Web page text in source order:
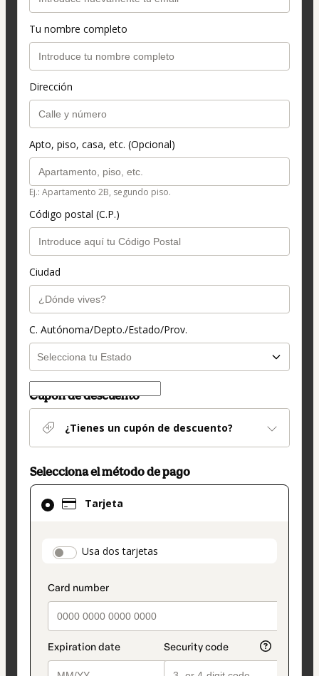
Tu nombre completo
Dirección
Apto, piso, casa, etc. (Opcional)
Ej.: Apartamento 2B, segundo piso.
Código postal (C.P.)
Ciudad
C. Autónoma/Depto./Estado/Prov.
Cupón de descuento
¿Tienes un cupón de descuento?
Selecciona el método de pago
Tarjeta
payment_data.section_title_v2
Usa dos tarjetas
El
método
seleccionado
Tarjeta